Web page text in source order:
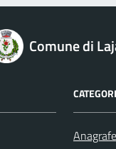
Comune di